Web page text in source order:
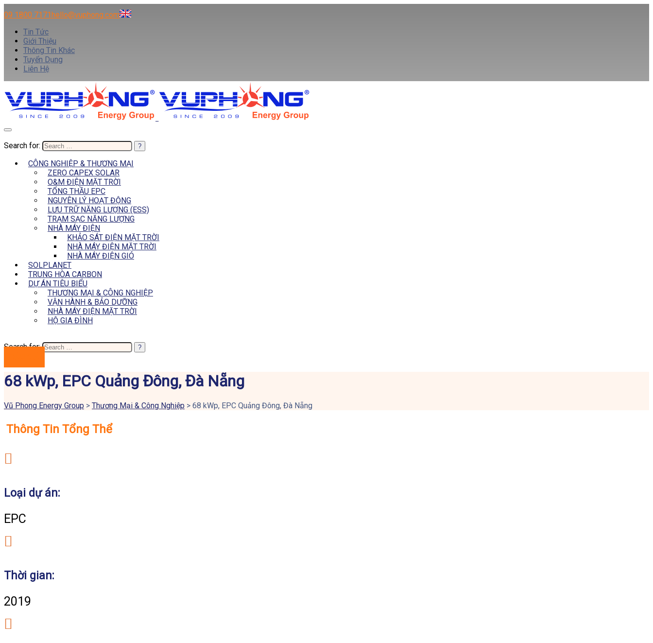
09 1800 7171hello@vuphong.com
Tin Tức
Giới Thiệu
Thông Tin Khác
Tuyển Dụng
Liên Hệ
Search for:
CÔNG NGHIỆP & THƯƠNG MẠI
ZERO CAPEX SOLAR
O&M ĐIỆN MẶT TRỜI
TỔNG THẦU EPC
NGUYÊN LÝ HOẠT ĐỘNG
LƯU TRỮ NĂNG LƯỢNG (ESS)
TRẠM SẠC NĂNG LƯỢNG
NHÀ MÁY ĐIỆN
KHẢO SÁT ĐIỆN MẶT TRỜI
NHÀ MÁY ĐIỆN MẶT TRỜI
NHÀ MÁY ĐIỆN GIÓ
SOLPLANET
TRUNG HÒA CARBON
DỰ ÁN TIÊU BIỂU
THƯƠNG MẠI & CÔNG NGHIỆP
VẬN HÀNH & BẢO DƯỠNG
NHÀ MÁY ĐIỆN MẶT TRỜI
HỘ GIA ĐÌNH
Search for:
68 kWp, EPC Quảng Đông, Đà Nẵng
Vũ Phong Energy Group > Thương Mại & Công Nghiệp > 68 kWp, EPC Quảng Đông, Đà Nẵng
Thông Tin Tổng Thể
Loại dự án:
EPC
Thời gian:
2019